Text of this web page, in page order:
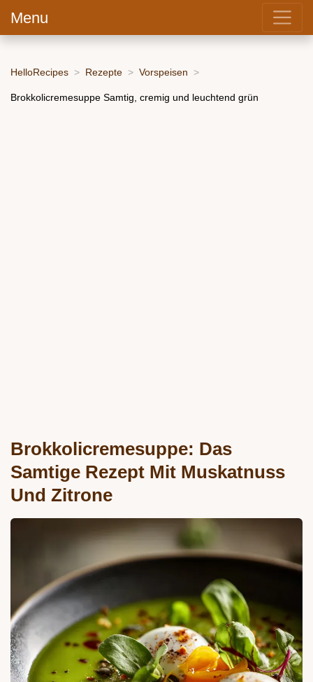
Menu
HelloRecipes Rezepte Vorspeisen
Brokkolicremesuppe Samtig, cremig und leuchtend grün
Brokkolicremesuppe: Das
Samtige Rezept Mit Muskatnuss
Und Zitrone